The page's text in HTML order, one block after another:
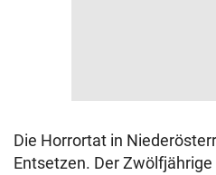
Die Horrortat in
Entsetzen. Der